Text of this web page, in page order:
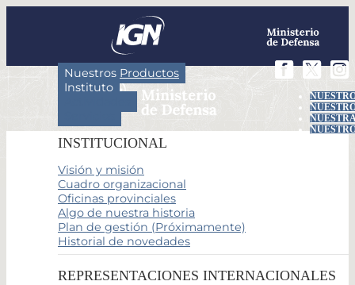
Nuestros Productos
Instituto
INSTITUCIONAL
Visión y misión
Cuadro organizacional
Oficinas provinciales
Algo de nuestra historia
Plan de gestión (Próximamente)
Historial de novedades
REPRESENTACIONES INTERNACIONALES